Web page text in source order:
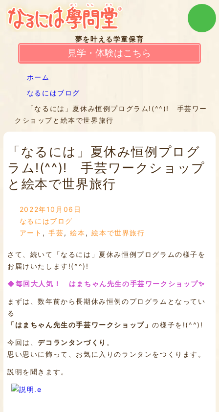
夢を叶える学童保育
見学・体験はこちら
ホーム
なるにはブログ
「なるには」夏休み恒例プログラム!(^^)! 手芸ワー
クショップと絵本で世界旅行
「なるには」夏休み恒例プログ
ラム!(^^)! 手芸ワークショップ
と絵本で世界旅行
2022年10月06日
なるにはブログ
アート ,手芸,絵本 ,絵本で世界旅行
さて、続いて「なるには」夏休み恒例プログラムの様子を
お届けいたします!(^^)!
◆毎回大人気！ はまちゃん先生の手芸ワークショップ✨
まずは、数年前から長期休み恒例のプログラムとなってい
る
「はまちゃん先生の手芸ワークショップ」の様子を!(^^)!
今回は、デコランタンづくり 。
思い思いに飾って、お気に入りのランタンをつくります。
説明を聞きます。